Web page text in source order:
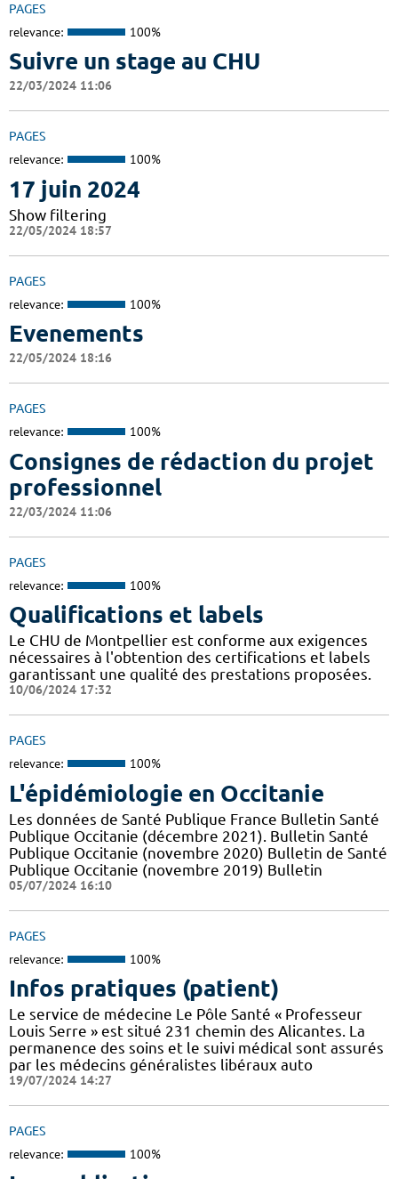
PAGES
relevance: 100%
Suivre un stage au CHU
22/03/2024 11:06
PAGES
relevance: 100%
17 juin 2024
Show filtering
22/05/2024 18:57
PAGES
relevance: 100%
Evenements
22/05/2024 18:16
PAGES
relevance: 100%
Consignes de rédaction du projet
professionnel
22/03/2024 11:06
PAGES
relevance: 100%
Qualifications et labels
Le CHU de Montpellier est conforme aux exigences
nécessaires à l'obtention des certifications et labels
garantissant une qualité des prestations proposées.
10/06/2024 17:32
PAGES
relevance: 100%
L'épidémiologie en Occitanie
Les données de Santé Publique France Bulletin Santé
Publique Occitanie (décembre 2021). Bulletin Santé
Publique Occitanie (novembre 2020) Bulletin de Santé
Publique Occitanie (novembre 2019) Bulletin
05/07/2024 16:10
PAGES
relevance: 100%
Infos pratiques (patient)
Le service de médecine Le Pôle Santé « Professeur
Louis Serre » est situé 231 chemin des Alicantes. La
permanence des soins et le suivi médical sont assurés
par les médecins généralistes libéraux auto
19/07/2024 14:27
PAGES
relevance: 100%